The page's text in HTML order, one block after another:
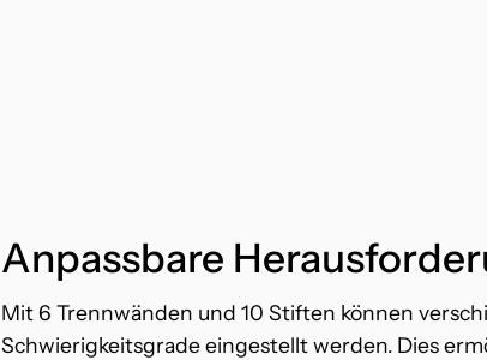
Anpassbare
Mit 6 Trennwänden und 10 Stiften können
Schwierigkeitsgrade eingestellt werden. Dies